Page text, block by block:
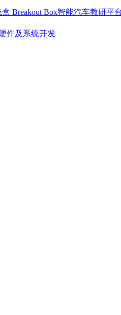
Breakout Box智能汽车教研平台
件及系统开发